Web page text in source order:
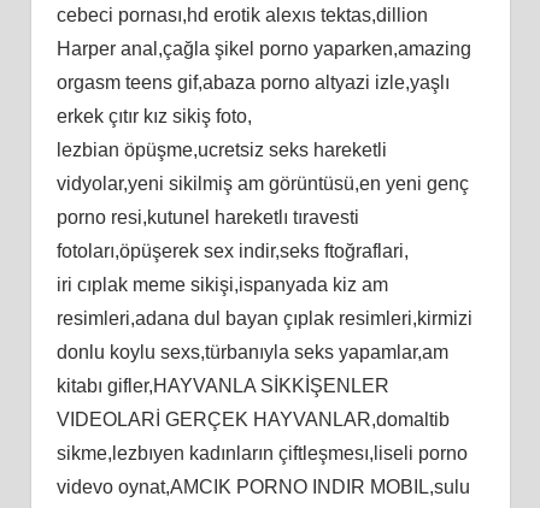
cebeci pornası,hd erotik alexıs tektas,dillion
Harper anal,çağla şikel porno yaparken,amazing
orgasm teens gif,abaza porno altyazi izle,yaşlı
erkek çıtır kız sikiş foto,
lezbian öpüşme,ucretsiz seks hareketli
vidyolar,yeni sikilmiş am görüntüsü,en yeni genç
porno resi,kutunel hareketlı tıravesti
fotoları,öpüşerek sex indir,seks ftoğraflari,
iri cıplak meme sikişi,ispanyada kiz am
resimleri,adana dul bayan çıplak resimleri,kirmizi
donlu koylu sexs,türbanıyla seks yapamlar,am
kitabı gifler,HAYVANLA SİKKİŞENLER
VIDEOLARİ GERÇEK HAYVANLAR,domaltib
sikme,lezbıyen kadınların çiftleşmesı,liseli porno
videvo oynat,AMCIK PORNO INDIR MOBIL,sulu